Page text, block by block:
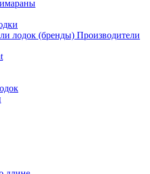
Производители